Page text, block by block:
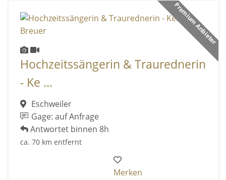
Premium Anbieter
Hochzeitssängerin & Traurednerin
- Ke ...
Eschweiler
Gage: auf Anfrage
Antwortet binnen 8h
ca. 70 km entfernt
Merken